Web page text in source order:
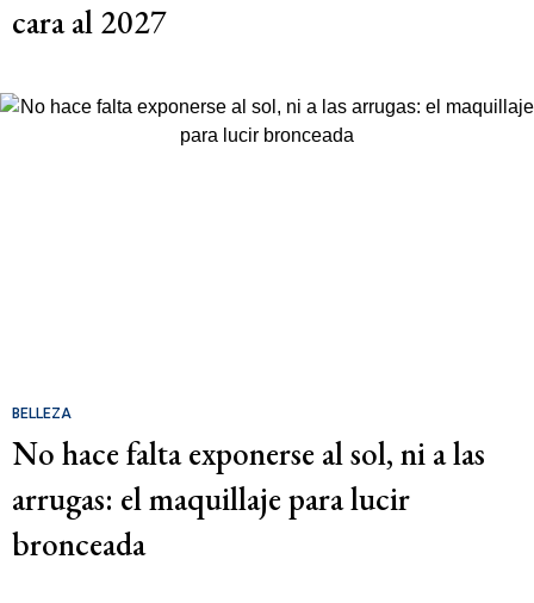
cara al 2027
BELLEZA
No hace falta exponerse al sol, ni a las
arrugas: el maquillaje para lucir
bronceada